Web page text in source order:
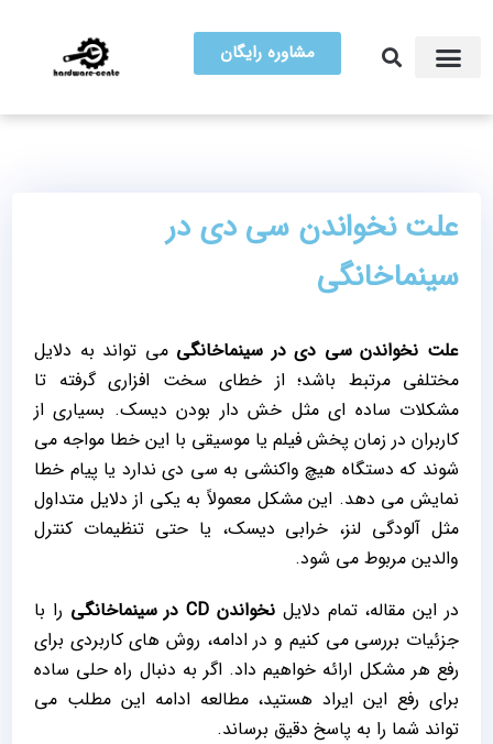
مشاوره رایگان
علت نخواندن سی دی در
سینماخانگی
علت نخواندن سی دی در سینماخانگی می ‌تواند به دلایل
مختلفی مرتبط باشد؛ از خطای سخت ‌افزاری گرفته تا
مشکلات ساده ‌ای مثل خش ‌دار بودن دیسک. بسیاری از
کاربران در زمان پخش فیلم یا موسیقی با این خطا مواجه می‌
شوند که دستگاه هیچ واکنشی به سی دی ندارد یا پیام خطا
نمایش می‌ دهد. این مشکل معمولاً به یکی از دلایل متداول
مثل آلودگی لنز، خرابی دیسک، یا حتی تنظیمات کنترل
والدین مربوط می ‌شود.
در این مقاله، تمام دلایل نخواندن CDدر سینماخانگی را با
جزئیات بررسی می‌ کنیم و در ادامه، روش ‌های کاربردی برای
رفع هر مشکل ارائه خواهیم داد. اگر به دنبال راه‌ حلی ساده
برای رفع این ایراد هستید، مطالعه ادامه این مطلب می
‌تواند شما را به پاسخ دقیق برساند.